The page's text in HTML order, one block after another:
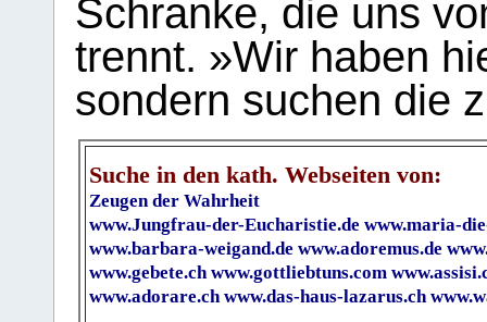
Schranke, die uns
trennt. »Wir haben
sondern suchen die
Suche in den kath. Webseiten von:
Zeugen der Wahrheit
www.Jungfrau-der-Eucharistie.de www.maria-
www.barbara-weigand.de www.adoremus.de
www.gebete.ch www.gottliebtuns.com
www.adorare.ch www.das-haus-lazarus.ch